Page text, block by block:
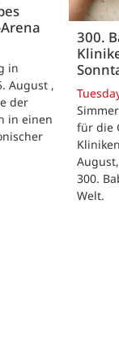
in
August ,
der
in einen
300.
für die
300.
Welt.